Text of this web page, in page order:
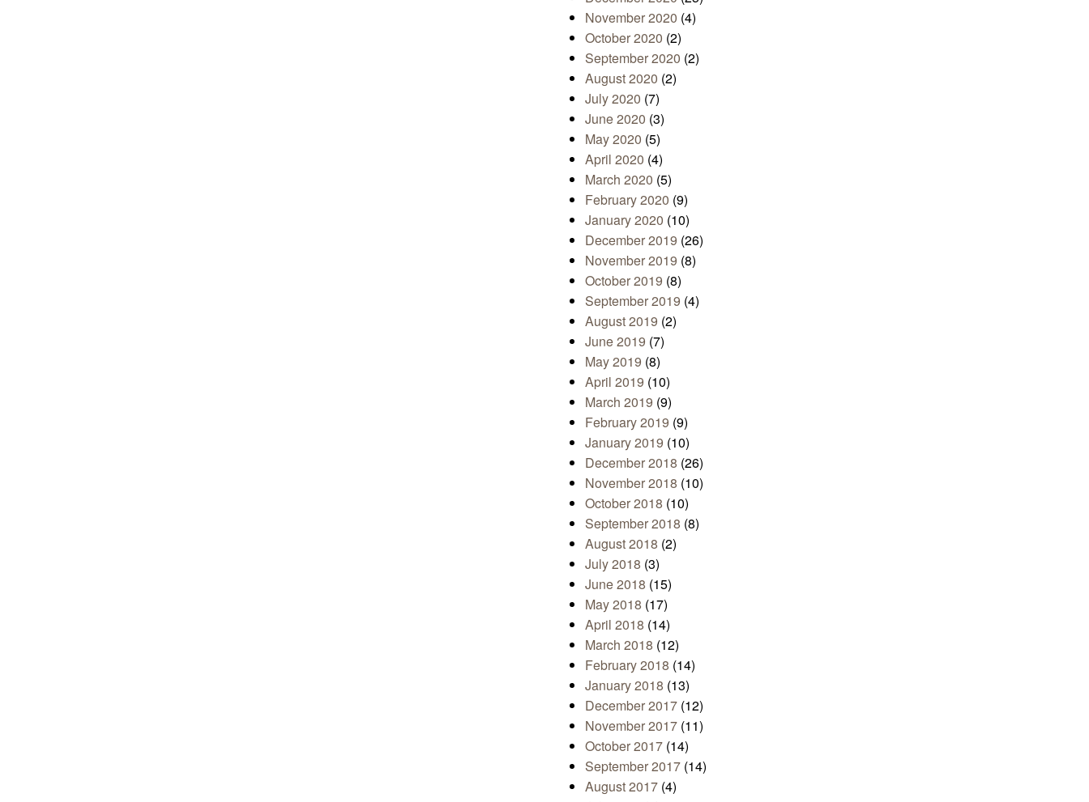
November 2020 (4)
October 2020 (2)
September 2020 (2)
August 2020 (2)
July 2020 (7)
June 2020 (3)
May 2020 (5)
April 2020 (4)
March 2020 (5)
February 2020 (9)
January 2020 (10)
December 2019 (26)
November 2019 (8)
October 2019 (8)
September 2019 (4)
August 2019 (2)
June 2019 (7)
May 2019 (8)
April 2019 (10)
March 2019 (9)
February 2019 (9)
January 2019 (10)
December 2018 (26)
November 2018 (10)
October 2018 (10)
September 2018 (8)
August 2018 (2)
July 2018 (3)
June 2018 (15)
May 2018 (17)
April 2018 (14)
March 2018 (12)
February 2018 (14)
January 2018 (13)
December 2017 (12)
November 2017 (11)
October 2017 (14)
September 2017 (14)
August 2017 (4)